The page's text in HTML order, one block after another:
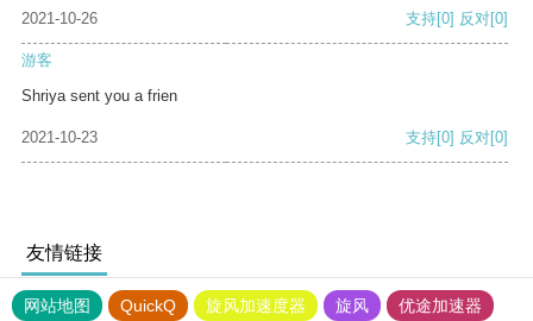
2021-10-26 支持[0] 反对[0]
游客
Shriya sent you a frien
2021-10-23 支持[0] 反对[0]
友情链接
网站地图 QuickQ 旋风加速度器 旋风
优途加速器